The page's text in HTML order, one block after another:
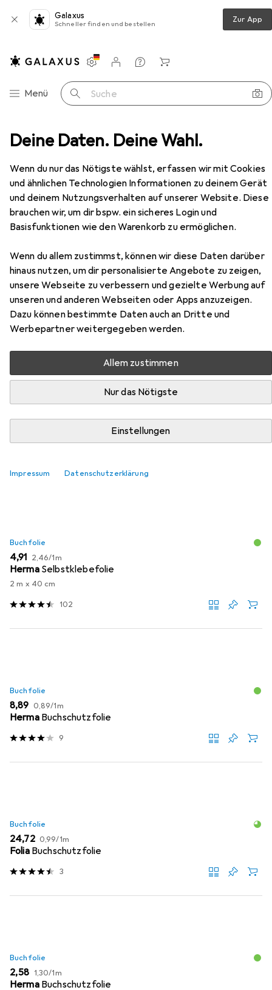
Deine Daten. Deine Wahl.
Wenn du nur das Nötigste wählst, erfassen wir mit Cookies
und ähnlichen Technologien Informationen zu deinem Gerät
und deinem Nutzungsverhalten auf unserer Website. Diese
brauchen wir, um dir bspw. ein sicheres Login und
Basisfunktionen wie den Warenkorb zu ermöglichen.
Wenn du allem zustimmst, können wir diese Daten darüber
hinaus nutzen, um dir personalisierte Angebote zu zeigen,
unsere Webseite zu verbessern und gezielte Werbung auf
unseren und anderen Webseiten oder Apps anzuzeigen.
Dazu können bestimmte Daten auch an Dritte und
Werbepartner weitergegeben werden.
Allem zustimmen
Nur das Nötigste
Einstellungen
Impressum Datenschutzerklärung
Galaxus
Schneller finden und bestellen Zur App
Navigation nach Kategorien
Menü Suche
Einstellungen
Kundenkonto
Vergleichslisten
Merklisten
Warenkorb
Bücher Belletristik Regel:Last Sane Woman
EUR
13,50
Regel:Last Sane Woman
Englisch, Hannah Regel, 2024
Zubehör für Regel:Last Sane
Woman
Hier findest du passendes Zubehör zum Produkt
Regel:Last Sane Woman aus den Kategorien Buchfolie und
Schreibtisch Accessoire.
Schreibtisch Accessoire
Buchfolie
EUR
4,91 EUR
2,46/1m
Herma Selbstklebefolie
2 m x 40 cm
102
Buchfolie
EUR
8,89 EUR
0,89/1m
Herma Buchschutzfolie
9
Buchfolie
EUR
24,72 EUR
0,99/1m
Folia Buchschutzfolie
3
Buchfolie
EUR
2,58 EUR
1,30/1m
Herma Buchschutzfolie